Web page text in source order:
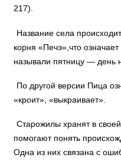
217).
Название села
корня «Печэ»,что
называли пятницу — день
По другой версии Пица
«кроит», «выкраивает».
Старожилы хранят в
помогают понять
Одна из них связана с